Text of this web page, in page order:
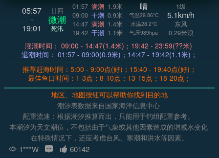
05:57
~
19:01
廿四
微潮
死汛
01:57 满潮 1.9米
09:00 干潮 0.9米
14:47 满潮 1.4米
19:42 干潮 1.1米
晴
气温29.86°C
水温28.2°C
气压989hpa
1级
5.1km/h
东风
0.29米浪
涨潮时间： 09:00 - 14:47(1.4米)；19:42 - 23:59(??米)
退潮时间： 01:57 - 09:00(0.9米)；14:47 - 19:42(1.1米)；
推荐赶海时间：5:00 - 9:00点(好)；15:40 - 19:40点(好)；
最佳鱼口时间：1-3点；8-10点；13-15点；18-20点；
地区、地图按钮可以帮助你找到目的地
潮汐表数据来自国家海洋信息中心
配重流速：根据潮汐推算而出，只能用于钓组配重参考。
本潮汐为天文潮位，不包括由于气象或其他因素造成的增减水变化
在特殊情况下，还应考虑台风、寒潮和洪水等因素。
1***W 60142